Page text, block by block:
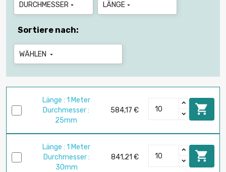
DURCHMESSER  LÄNGE 
Sortiere nach:
WÄHLEN 
Länge : 1 Meter
Durchmesser :
25mm
584,17 € 
Länge : 1 Meter
Durchmesser :
30mm
841,21 € 